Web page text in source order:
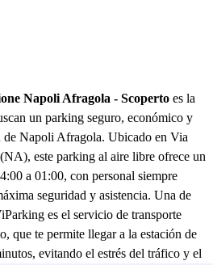
Napoli Afragola - Scoperto es la
un parking seguro, económico y
de Napoli Afragola. Ubicado en Via
este parking al aire libre ofrece un
a 01:00, con personal siempre
seguridad y asistencia. Una de
es el servicio de transporte
que te permite llegar a la estación de
evitando el estrés del tráfico y el